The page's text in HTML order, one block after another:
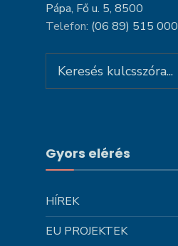
Pápa, Fő u. 5, 8500
Telefon: (06 89) 515 000
for:
Gyors elérés
HÍREK
EU PROJEKTEK